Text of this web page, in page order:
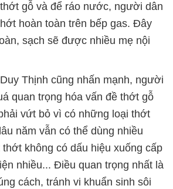
gỗ và để ráo nước, người dân
hoàn toàn trên bếp gas. Đây
sạch sẽ được nhiều mẹ nội
Thịnh cũng nhấn mạnh, người
quan trọng hóa vấn đề thớt gỗ
vứt bỏ vì có những loại thớt
năm vẫn có thể dùng nhiều
không có dấu hiệu xuống cấp
nhiều... Điều quan trọng nhất là
cách, tránh vi khuẩn sinh sôi